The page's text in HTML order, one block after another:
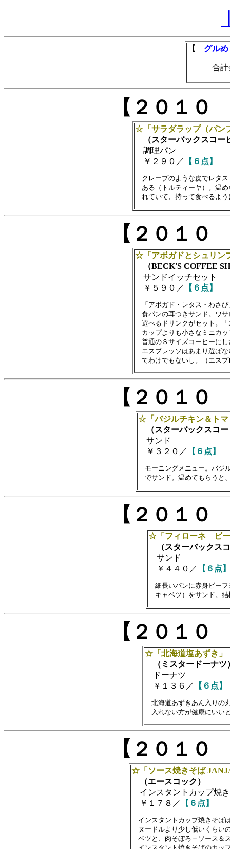
【 グル
合計金
【２０１
☆「サラダラップ（パン
（スターバックスコー
調理パン
￥２９０／ 【６点】
クレープのような皮でレタ
ある（トルティーヤ）。温め
【２０１
☆「アボガドとシュリン
（BECK'S COFFEE
サンドイッチセット
￥５９０／ 【６点】
「アボガド・レタス・わさ
食パンの耳つきサンド。ワサ
選べるドリンクがセット。「
カップよりも小さなミニカッ
普通のＳサイズコーヒーにし
エスプレッソはあまり選ばな
【２０１
☆「バジルチキン＆トマ
（スターバックスコー
サンド
￥３２０／
【６点】
モーニングメニュー。バ
【２０１
☆「フィローネ ビー
（スターバックス
サンド
￥４４０／ 【６点】
細長いパンに赤身ビー
【２０１
☆「北海道塩あずき」
（ミスタードーナツ
ドーナツ
￥１３６／
【６点】
北海道あずきあん入りの
【２０１
☆「ソース焼きそば
（エースコック）
インスタントカップ焼
￥１７８／
【６点】
インスタントカップ焼きそ
ヌードルより少し低いくらい
ベツと、肉そぼろ＋ソース＆